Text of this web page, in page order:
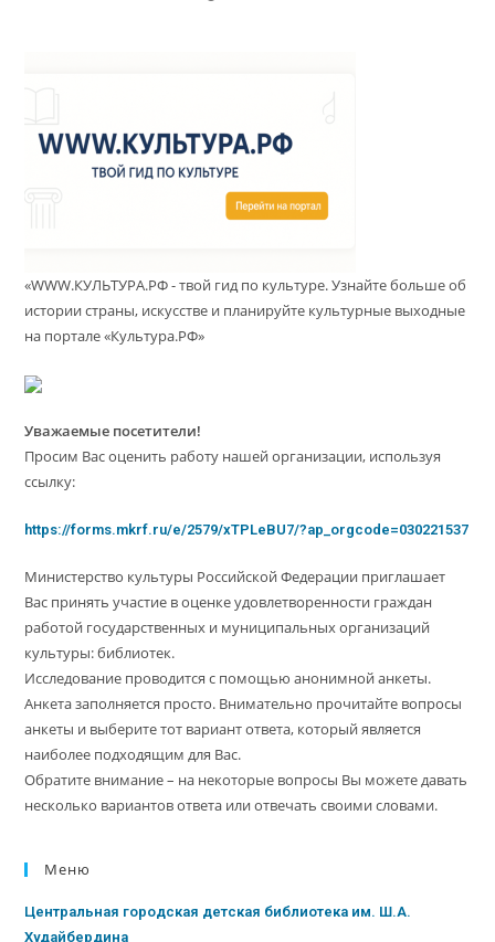
«WWW.КУЛЬТУРА.РФ - твой гид по культуре. Узнайте больше об
истории страны, искусстве и планируйте культурные выходные
на портале «Культура.РФ»
Уважаемые посетители!
Просим Вас оценить работу нашей организации, используя
ссылку:
https://forms.mkrf.ru/e/2579/xTPLeBU7/?ap_orgcode=030221537
Министерство культуры Российской Федерации приглашает
Вас принять участие в оценке удовлетворенности граждан
работой государственных и муниципальных организаций
культуры: библиотек.
Исследование проводится с помощью анонимной анкеты.
Анкета заполняется просто. Внимательно прочитайте вопросы
анкеты и выберите тот вариант ответа, который является
наиболее подходящим для Вас.
Обратите внимание – на некоторые вопросы Вы можете давать
несколько вариантов ответа или отвечать своими словами.
Меню
Центральная городская детская библиотека им. Ш.А.
Худайбердина